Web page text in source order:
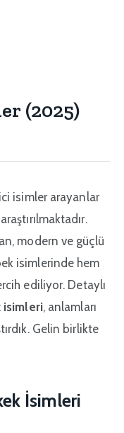
(2025)
isimler arayanlar
modern ve güçlü
isimlerinde hem
ediliyor. Detaylı
isimleri, anlamları
Gelin birlikte
İsimleri